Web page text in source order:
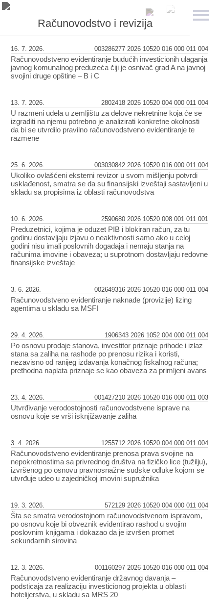
Računovodstvo i revizija
Računovodstveno evidentiranje budućih investicionih ulaganja
javnog komunalnog preduzeća čiji je osnivač grad A na javnoj
svojini druge opštine – B i C
16. 7. 2026. 003286277 2026 10520 016 000 011 004
U razmeni udela u zemljištu za delove nekretnine koja će se
izgraditi na njemu potrebno je analizirati konkretne okolnosti
da bi se utvrdilo pravilno računovodstveno evidentiranje te
razmene
13. 7. 2026. 2802418 2026 10520 004 000 011 004
Ukoliko ovlašćeni eksterni revizor u svom mišljenju potvrdi
usklađenost, smatra se da su finansijski izveštaji sastavljeni u
skladu sa propisima iz oblasti računovodstva
25. 6. 2026. 003030842 2026 10520 016 000 011 004
Preduzetnici, kojima je oduzet PIB i blokiran račun, za tu
godinu dostavljaju izjavu o neaktivnosti samo ako u celoj
godini nisu imali poslovnih događaja i nemaju stanja na
računima imovine i obaveza; u suprotnom dostavljaju redovne
finansijske izveštaje
10. 6. 2026. 2590680 2026 10520 008 001 011 001
Računovodstveno evidentiranje naknade (provizije) lizing
agentima u skladu sa MSFI
3. 6. 2026. 002649316 2026 10520 016 000 011 004
Po osnovu prodaje stanova, investitor priznaje prihode i izlaz
stana sa zaliha na rashode po prenosu rizika i koristi,
nezavisno od ranijeg izdavanja konačnog fiskalnog računa;
prethodna naplata priznaje se kao obaveza za primljeni avans
29. 4. 2026. 1906343 2026 1052 004 000 011 004
Utvrđivanje verodostojnosti računovodstvene isprave na
osnovu koje se vrši isknjižavanje zaliha
23. 4. 2026. 001427210 2026 10520 016 000 011 003
Računovodstveno evidentiranje prenosa prava svojine na
nepokretnostima sa privrednog društva na fizičko lice (tužilju),
izvršenog po osnovu pravnosnažne sudske odluke kojom se
utvrđuje udeo u zajedničkoj imovini supružnika
3. 4. 2026. 1255712 2026 10520 004 000 011 004
Šta se smatra verodostojnom računovodstvenom ispravom,
po osnovu koje bi obveznik evidentirao rashod u svojim
poslovnim knjigama i dokazao da je izvršen promet
sekundarnih sirovina
19. 3. 2026. 572129 2026 10520 004 000 011 004
Računovodstveno evidentiranje državnog davanja –
podsticaja za realizaciju investicionog projekta u oblasti
hotelijerstva, u skladu sa MRS 20
12. 3. 2026. 001160297 2026 10520 016 000 011 004